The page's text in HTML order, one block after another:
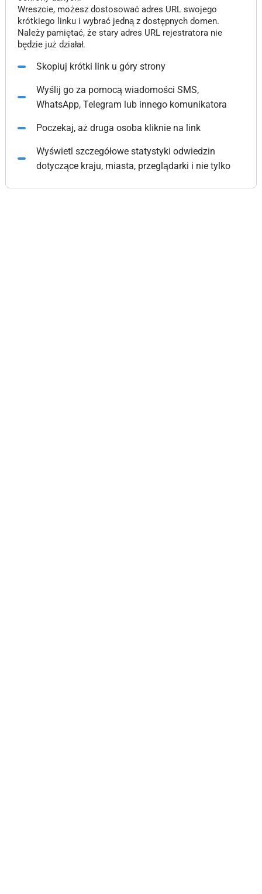
Wreszcie, możesz dostosować adres URL swojego
krótkiego linku i wybrać jedną z dostępnych domen.
Należy pamiętać, że stary adres URL rejestratora nie
będzie już działał.
Skopiuj krótki link u góry strony
Wyślij go za pomocą wiadomości SMS,
WhatsApp, Telegram lub innego komunikatora
Poczekaj, aż druga osoba kliknie na link
Wyświetl szczegółowe statystyki odwiedzin
dotyczące kraju, miasta, przeglądarki i nie tylko